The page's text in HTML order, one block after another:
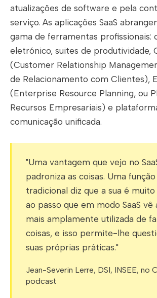
atualizações de software e pela
serviço. As aplicações SaaS
gama de ferramentas profissionais:
eletrónico, suites de produtividade,
(Customer Relationship
de Relacionamento com Clientes),
(Enterprise Resource Planning, ou
Recursos Empresariais) e
comunicação unificada.
"Uma vantagem que vejo no
padroniza as coisas. Uma
tradicional diz que a sua é
ao passo que em modo SaaS vê
mais amplamente utilizada de
coisas, e isso permite-lhe
suas próprias práticas."
Jean-Severin Lerre, DSI, INSEE, no
podcast